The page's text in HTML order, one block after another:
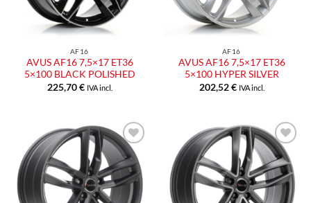
AF16
AVUS AF16 7,5×17 ET36
5×100 BLACK POLISHED
225,70€ IVA incl.
AF16
AVUS AF16 7,5×17 ET36
5×100 HYPER SILVER
202,52€ IVA incl.
Aggiungi
alla lista
dei
desideri
Aggiungi
alla lista
dei
desideri